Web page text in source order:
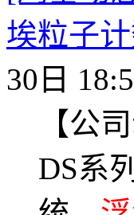
埃粒子
30日
【公
DS系